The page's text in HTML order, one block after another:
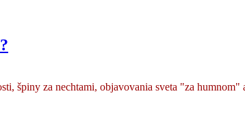
špiny za nechtami, objavovania sveta "za